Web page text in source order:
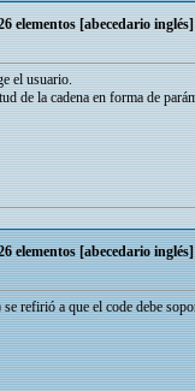
elementos [abecedario inglés]
el usuario.
de la cadena en forma de
elementos [abecedario inglés]
refirió a que el code debe